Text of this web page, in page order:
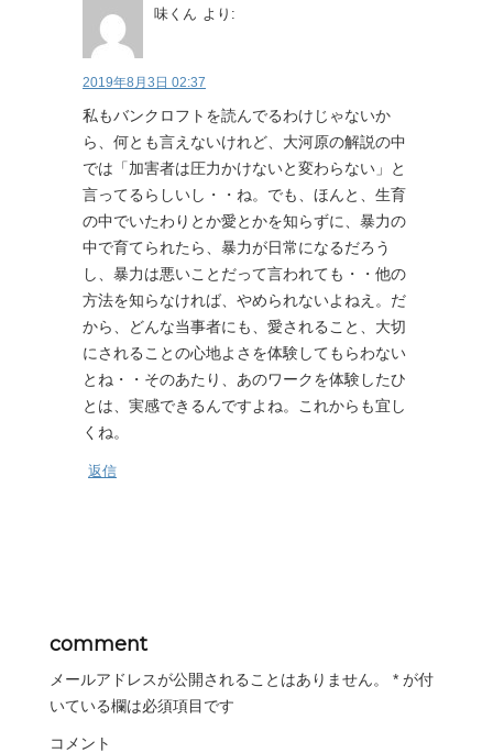
味くん より:
2019年8月3日 02:37
私もバンクロフトを読んでるわけじゃないか
ら、何とも言えないけれど、大河原の解説の中
では「加害者は圧力かけないと変わらない」と
言ってるらしいし・・ね。でも、ほんと、生育
の中でいたわりとか愛とかを知らずに、暴力の
中で育てられたら、暴力が日常になるだろう
し、暴力は悪いことだって言われても・・他の
方法を知らなければ、やめられないよねえ。だ
から、どんな当事者にも、愛されること、大切
にされることの心地よさを体験してもらわない
とね・・そのあたり、あのワークを体験したひ
とは、実感できるんですよね。これからも宜し
くね。
返信
comment
メールアドレスが公開されることはありません。 * が付
いている欄は必須項目です
コメント